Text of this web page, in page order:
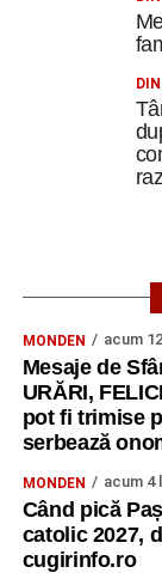
MONDEN acum
Mesaje de
URĂRI,
pot fi trimise
serbează
MONDEN acum 4
Când pică
catolic 2027,
cugirinfo.ro